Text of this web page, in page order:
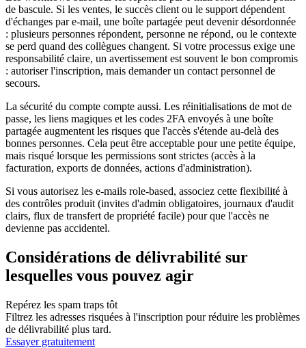
de bascule. Si les ventes, le succès client ou le support dépendent
d'échanges par e-mail, une boîte partagée peut devenir désordonnée
: plusieurs personnes répondent, personne ne répond, ou le contexte
se perd quand des collègues changent. Si votre processus exige une
responsabilité claire, un avertissement est souvent le bon compromis
: autoriser l'inscription, mais demander un contact personnel de
secours.
La sécurité du compte compte aussi. Les réinitialisations de mot de
passe, les liens magiques et les codes 2FA envoyés à une boîte
partagée augmentent les risques que l'accès s'étende au-delà des
bonnes personnes. Cela peut être acceptable pour une petite équipe,
mais risqué lorsque les permissions sont strictes (accès à la
facturation, exports de données, actions d'administration).
Si vous autorisez les e-mails role-based, associez cette flexibilité à
des contrôles produit (invites d'admin obligatoires, journaux d'audit
clairs, flux de transfert de propriété facile) pour que l'accès ne
devienne pas accidentel.
Considérations de délivrabilité sur
lesquelles vous pouvez agir
Repérez les spam traps tôt
Filtrez les adresses risquées à l'inscription pour réduire les problèmes
de délivrabilité plus tard.
Essayer gratuitement